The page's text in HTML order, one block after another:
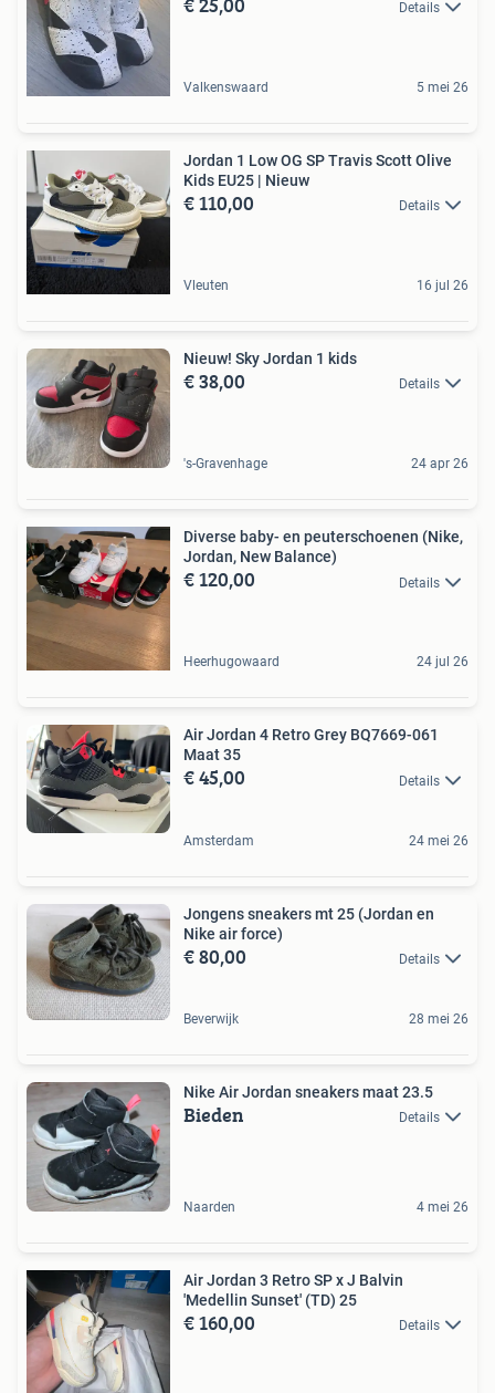
Details
Valkenswaard 5 mei 26
Jordan 1 Low OG SP Travis Scott Olive
Kids EU25 | Nieuw
€ 110,00 Details
Vleuten 16 jul 26
Nieuw! Sky Jordan 1 kids
€ 38,00 Details
's-Gravenhage 24 apr 26
Diverse baby- en peuterschoenen (Nike,
Jordan, New Balance)
€ 120,00 Details
Heerhugowaard 24 jul 26
Air Jordan 4 Retro Grey BQ7669-061
Maat 35
€ 45,00 Details
Amsterdam 24 mei 26
Jongens sneakers mt 25 (Jordan en
Nike air force)
€ 80,00 Details
Beverwijk 28 mei 26
Nike Air Jordan sneakers maat 23.5
Bieden Details
Naarden 4 mei 26
Air Jordan 3 Retro SP x J Balvin
'Medellin Sunset' (TD) 25
€ 160,00 Details